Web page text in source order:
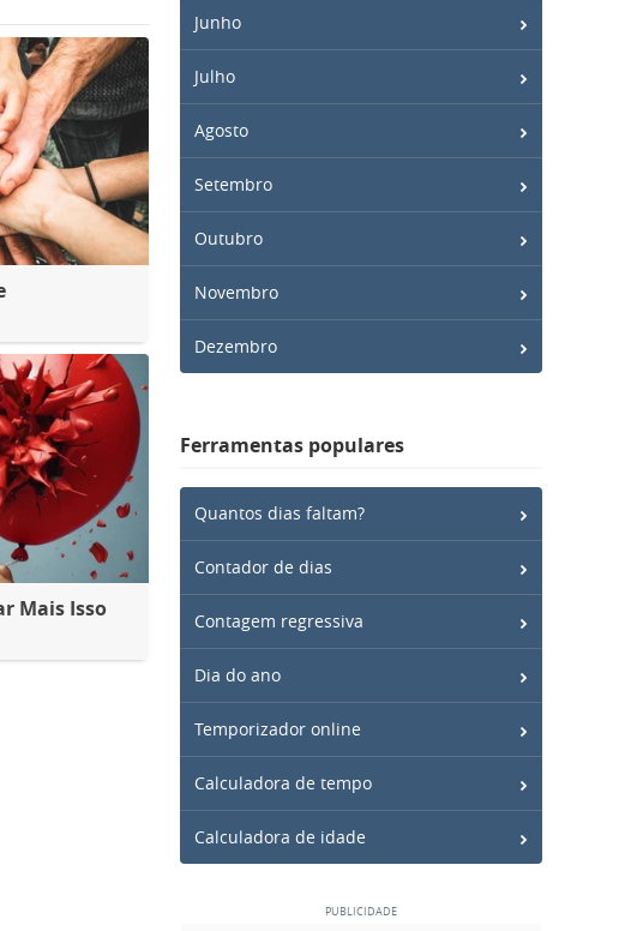
Mais Isso
Junho
Julho
Agosto
Setembro
Outubro
Novembro
Dezembro
Ferramentas populares
Quantos dias faltam?
Contador de dias
Contagem regressiva
Dia do ano
Temporizador online
Calculadora de tempo
Calculadora de idade